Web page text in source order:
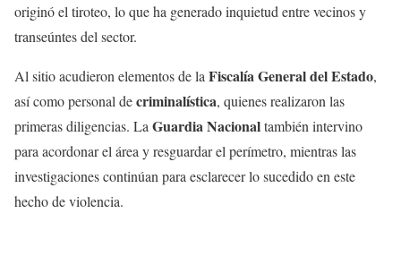
originó el tiroteo, lo que ha generado inquietud entre vecinos y
transeúntes del sector.
Al sitio acudieron elementos de la Fiscalía General del Estado,
así como personal decriminalística, quienes realizaron las
primeras diligencias. La Guardia Nacionaltambién intervino
para acordonar el área y resguardar el perímetro, mientras las
investigaciones continúan para esclarecer lo sucedido en este
hecho de violencia.